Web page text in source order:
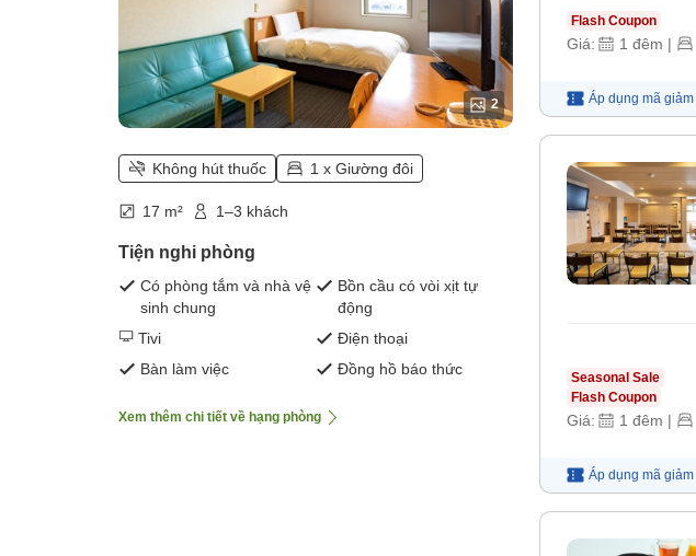
2
Không hút thuốc 1 x Giường đôi
17 m² 1–3 khách
Tiện nghi phòng
Có phòng tắm và nhà vệ
sinh chung
Bồn cầu có vòi xịt tự
động
Tivi
Điện thoại
Bàn làm việc
Đồng hồ báo thức
Xem thêm chi tiết về hạng phòng
Flash Coupon
Giá: 1 đêm |
Áp dụng mã giảm
Seasonal Sale
Flash Coupon
Giá: 1 đêm |
Áp dụng mã giảm